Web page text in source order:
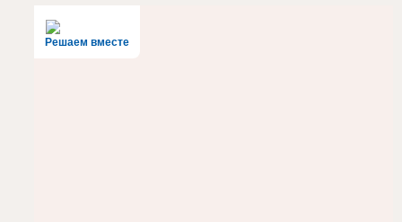
Решаем вместе